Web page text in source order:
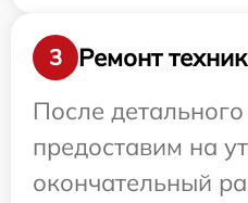
3
Ремонт
После
предоставим на
окончательный